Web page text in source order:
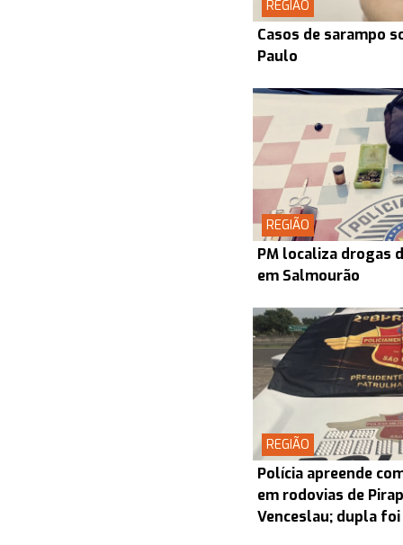
REGIÃO
Casos de sarampo
Paulo
REGIÃO
PM localiza drogas
em Salmourão
REGIÃO
Polícia apreende
em rodovias de
Venceslau; dupla